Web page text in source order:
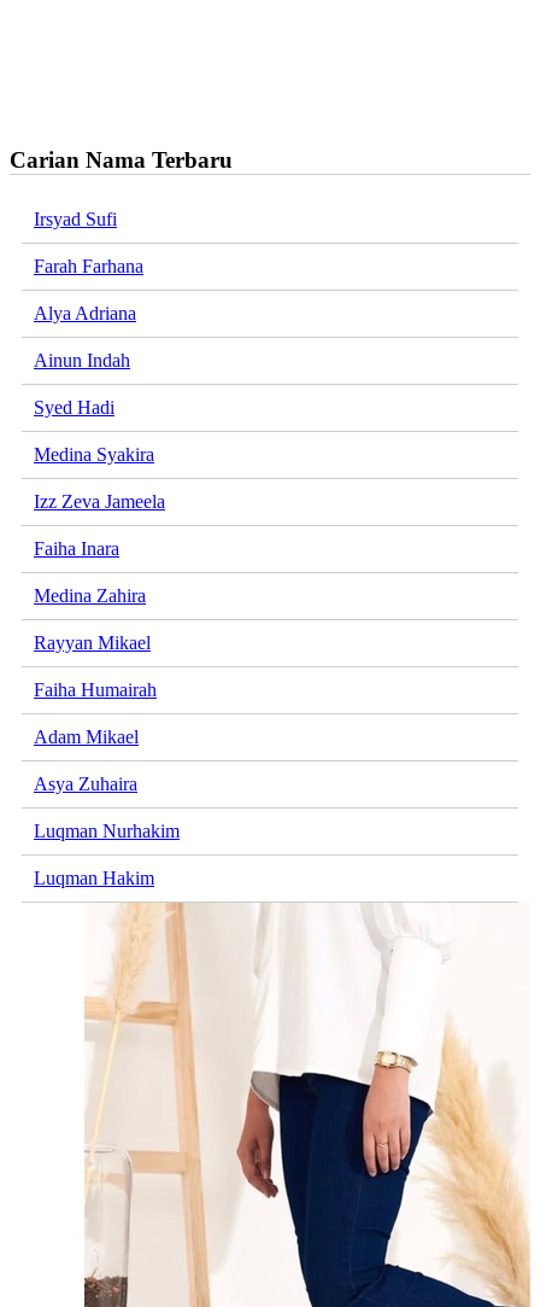
Carian Nama Terbaru
Irsyad Sufi
Farah Farhana
Alya Adriana
Ainun Indah
Syed Hadi
Medina Syakira
Izz Zeva Jameela
Faiha Inara
Medina Zahira
Rayyan Mikael
Faiha Humairah
Adam Mikael
Asya Zuhaira
Luqman Nurhakim
Luqman Hakim